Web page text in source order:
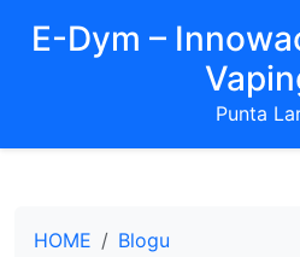
E-Dym –
Punta
HOME
Blogu